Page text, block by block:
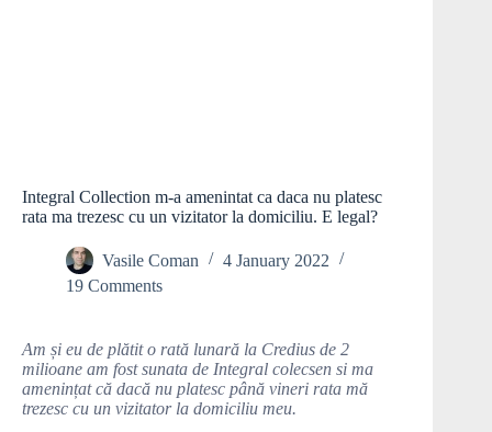
Integral Collection m-a amenintat ca daca nu platesc
rata ma trezesc cu un vizitator la domiciliu. E legal?
Vasile Coman
4 January 2022
19 Comments
Am și eu de plătit o rată lunară la Credius de 2
milioane am fost sunata de Integral colecsen si ma
amenințat că dacă nu platesc până vineri rata mă
trezesc cu un vizitator la domiciliu meu.